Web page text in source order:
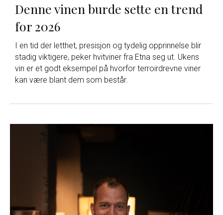
Denne vinen burde sette en trend
for 2026
I en tid der letthet, presisjon og tydelig opprinnelse blir
stadig viktigere, peker hvitviner fra Etna seg ut. Ukens
vin er et godt eksempel på hvorfor terroirdrevne viner
kan være blant dem som består.